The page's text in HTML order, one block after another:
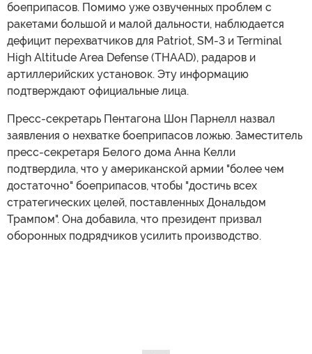
боеприпасов. Помимо уже озвученных проблем с
ракетами большой и малой дальности, наблюдается
дефицит перехватчиков для Patriot, SM-3 и Terminal
High Altitude Area Defense (THAAD), радаров и
артиллерийских установок. Эту информацию
подтверждают официальные лица.
Пресс-секретарь Пентагона Шон Парнелл назвал
заявления о нехватке боеприпасов ложью. Заместитель
пресс-секретаря Белого дома Анна Келли
подтвердила, что у американской армии "более чем
достаточно" боеприпасов, чтобы "достичь всех
стратегических целей, поставленных Дональдом
Трампом". Она добавила, что президент призвал
оборонных подрядчиков усилить производство.